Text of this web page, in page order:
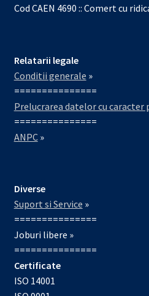
Cod CAEN 4690 :: Comert cu
Relatarii legale
Conditii generale »
===============
Prelucrarea datelor cu caracter
===============
ANPC»
Diverse
Suport si Service »
===============
Joburi libere »
===============
Certificate
ISO 14001